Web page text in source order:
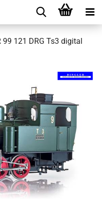
121 DRG Ts3 di­gi­tal